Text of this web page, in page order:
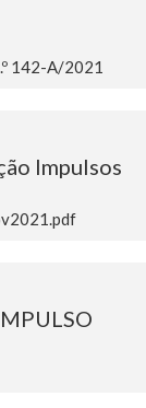
142-A/2021
Impulsos